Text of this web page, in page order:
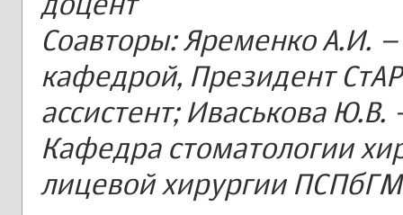
Соавторы: Яременко А.И.
кафедрой, Президент
ассистент; Иваськова Ю.В.
Кафедра стоматологии
лицевой хирургии